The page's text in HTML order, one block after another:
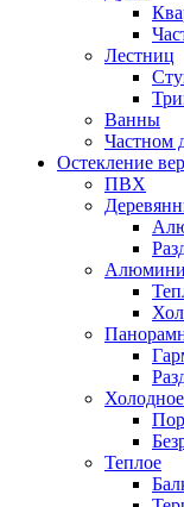
Лестниц
Ванны
Частном
Остекление
ПВХ
Холодное
Теплое